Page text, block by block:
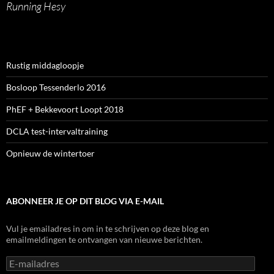
Running Hesy
Rustig middagloopje
Bosloop Tessenderlo 2016
PhEF + Bekkevoort Loopt 2018
DCLA test-intervaltraining
Opnieuw de wintertoer
ABONNEER JE OP DIT BLOG VIA E-MAIL
Vul je emailadres in om in te schrijven op deze blog en
emailmeldingen te ontvangen van nieuwe berichten.
E-